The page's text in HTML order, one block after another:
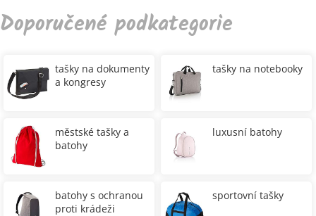
Doporučené podkategorie
tašky na dokumenty
a kongresy
tašky na notebooky
městské tašky a
batohy
luxusní batohy
batohy s ochranou
proti krádeži
sportovní tašky